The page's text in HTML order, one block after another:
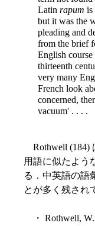
Latin rapum is
but it was the
pleading and
from the brief
English
thirteenth
very many
French look
concerned,
vacuum' . . . .
Rothwell (184)
用語に似たよう
る．中英語の語
とが多く残され
・ Rothwell, W.